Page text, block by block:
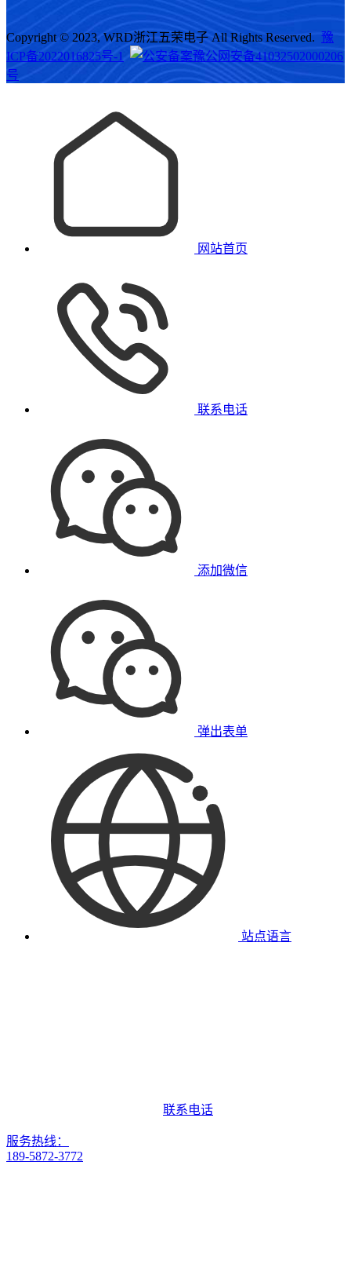
Copyright © 2023, WRD浙江五荣电子 All Rights Reserved. 豫
ICP备2022016825号-1
豫公网安备41032502000206
号
网站首页
联系电话
添加微信
弹出表单
站点语言
联系电话
服务热线：
189-5872-3772